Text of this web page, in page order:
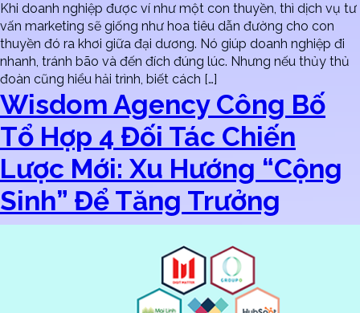
Khi doanh nghiệp được ví như một con thuyền, thì dịch vụ tư
vấn marketing sẽ giống như hoa tiêu dẫn đường cho con
thuyền đó ra khơi giữa đại dương. Nó giúp doanh nghiệp đi
nhanh, tránh bão và đến đích đúng lúc. Nhưng nếu thủy thủ
đoàn cũng hiểu hải trình, biết cách […]
Wisdom Agency Công Bố
Tổ Hợp 4 Đối Tác Chiến
Lược Mới: Xu Hướng “Cộng
Sinh” Để Tăng Trưởng